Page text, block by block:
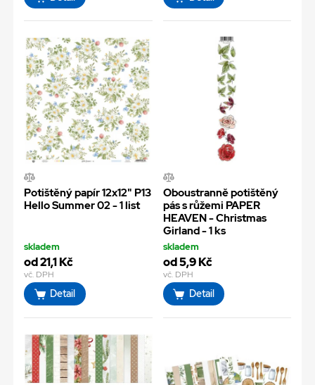
Potištěný papír 12x12" P13
Hello Summer 02 - 1 list
skladem
od 21,1 Kč
vč. DPH
Detail
Oboustranně potištěný
pás s růžemi PAPER
HEAVEN - Christmas
Girland - 1 ks
skladem
od 5,9 Kč
vč. DPH
Detail